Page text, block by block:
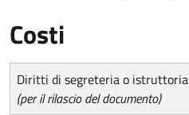
Costi
Diritti di segreteria o istruttoria
(per il rilascio del documento)